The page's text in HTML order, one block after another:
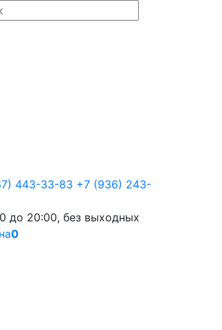
443-33-83 +7 (936) 243-
до 20:00, без выходных
0